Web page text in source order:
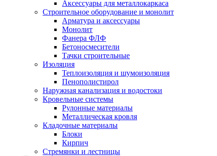
Аксессуары для металлокаркаса
Строительное оборудование и монолит
Арматура и аксессуары
Монолит
Фанера ФЛФ
Бетоносмесители
Тачки строительные
Изоляция
Теплоизоляция и шумоизоляция
Пенополистирол
Наружная канализация и водостоки
Кровельные системы
Рулонные материалы
Металлическая кровля
Кладочные материалы
Блоки
Кирпич
Стремянки и лестницы